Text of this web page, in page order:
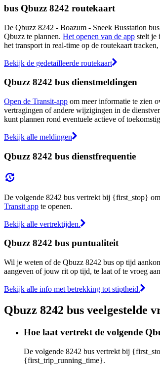
bus Qbuzz 8242 routekaart
De Qbuzz 8242 - Boazum - Sneek Busstation
Qbuzz te plannen. Het openen van de app stelt je
het transport in real-time op de routekaart
Bekijk de gedetailleerde routekaart
Qbuzz 8242 bus dienstmeldingen
Open de Transit-app om meer informatie te zien
vertragingen of andere wijzigingen in de
kunt plannen rond eventuele actieve of
Bekijk alle meldingen
Qbuzz 8242 bus dienstfrequentie
De volgende 8242 bus vertrekt bij {first_stop}
Transit app te openen.
Bekijk alle vertrektijden.
Qbuzz 8242 bus puntualiteit
Wil je weten of de Qbuzz 8242 bus op tijd
aangeven of jouw rit op tijd, te laat of te vroeg
Bekijk alle info met betrekking tot stiptheid.
Qbuzz 8242 bus veelgestelde
Hoe laat vertrekt de volgende
De volgende 8242 bus vertrekt bij
{first_trip_running_time}.